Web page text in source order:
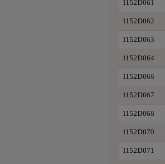
1152D061
1152D062
1152D063
1152D064
1152D066
1152D067
1152D068
1152D070
1152D071